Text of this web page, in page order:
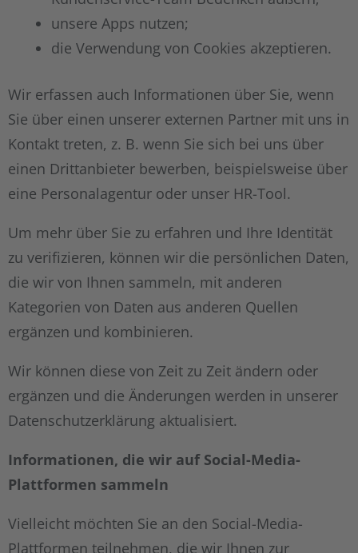
unsere Apps nutzen;
die Verwendung von Cookies akzeptieren.
Wir erfassen auch Informationen über Sie, wenn
Sie über einen unserer externen Partner mit uns in
Kontakt treten, z. B. wenn Sie sich bei uns über
einen Drittanbieter bewerben, beispielsweise über
eine Personalagentur oder unser HR-Tool.
Um mehr über Sie zu erfahren und Ihre Identität
zu verifizieren, können wir die persönlichen Daten,
die wir von Ihnen sammeln, mit anderen
Kategorien von Daten aus anderen Quellen
ergänzen und kombinieren.
Wir können diese von Zeit zu Zeit ändern oder
ergänzen und die Änderungen werden in unserer
Datenschutzerklärung aktualisiert.
Informationen, die wir auf Social-Media-
Plattformen sammeln
Vielleicht möchten Sie an den Social-Media-
Plattformen teilnehmen, die wir Ihnen zur